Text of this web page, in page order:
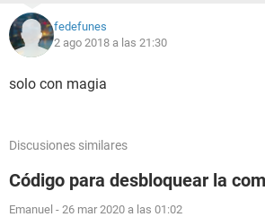
fedefunes
2 ago 2018 a las 21:30
solo con magia
Discusiones similares
Código para desbloquear la
Emanuel - 26 mar 2020 a las 01:02